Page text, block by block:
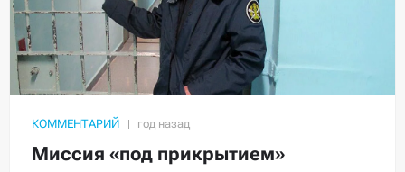
КОММЕНТАРИЙ
Миссия «под прикрытием»